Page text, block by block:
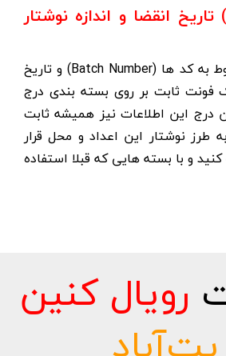
نوع نوشتار(FONT) تاریخ انقضا و اندازه نوشتار
معمولا نوشته های مربوط به کد ها (Batch Number) و تاریخ
فونت ثابت بر روی بسته بندی درج
این اطلاعات نیز همیشه ثابت
طرز نوشتار این اعداد و محل قرار
و با بسته هایی که قبلا استفاده
رویال کنین